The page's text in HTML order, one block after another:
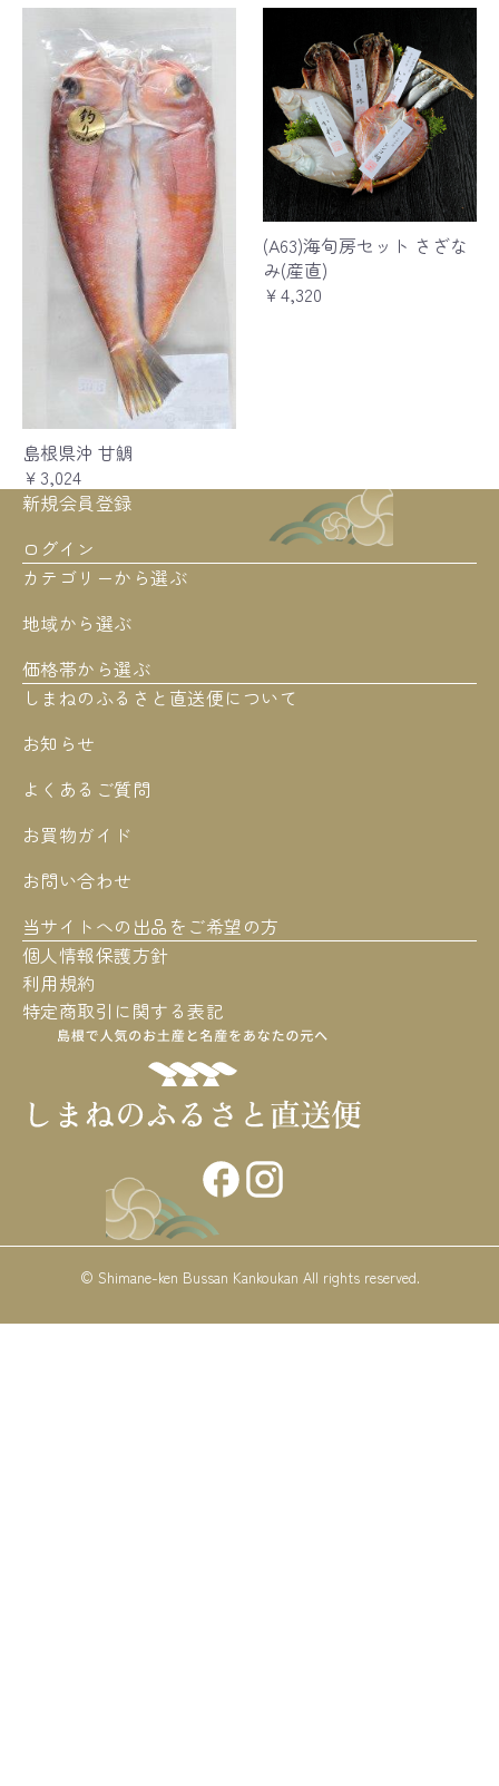
島根県沖 甘鯛
￥3,024
(A63)海旬房セット さざな
み(産直)
￥4,320
カテゴリーから選ぶ
地域から選ぶ
価格帯から選ぶ
新規会員登録
ログイン
しまねのふるさと直送便について
お知らせ
よくあるご質問
お買物ガイド
お問い合わせ
当サイトへの出品をご希望の方
個人情報保護方針
利用規約
特定商取引に関する表記
© Shimane-ken Bussan Kankoukan All rights reserved.